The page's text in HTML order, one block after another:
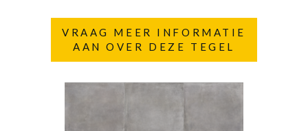
VRAAG MEER INFORMATIE
AAN OVER DEZE TEGEL